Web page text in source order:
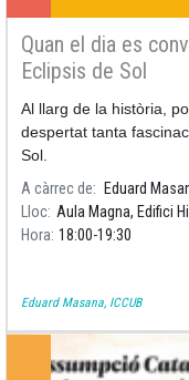
Quan el dia es
Eclipsis de Sol
Al llarg de la història,
despertat tanta
Sol.
A càrrec de
Eduard
Lloc Aula Magna, Edifici
Hora 18:00 19:30
Eduard Masana, ICCUB